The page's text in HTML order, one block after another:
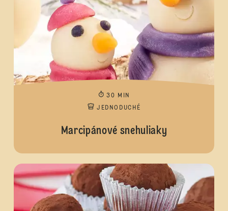
30 MIN
JEDNODUCHÉ
Marcipánové snehuliaky